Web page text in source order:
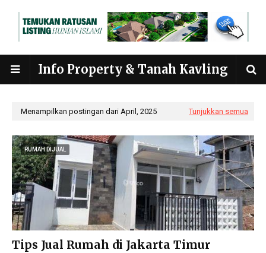
Info Property & Tanah Kavling
Menampilkan postingan dari April, 2025 Tunjukkan semua
RUMAH DIJUAL
Tips Jual Rumah di Jakarta Timur